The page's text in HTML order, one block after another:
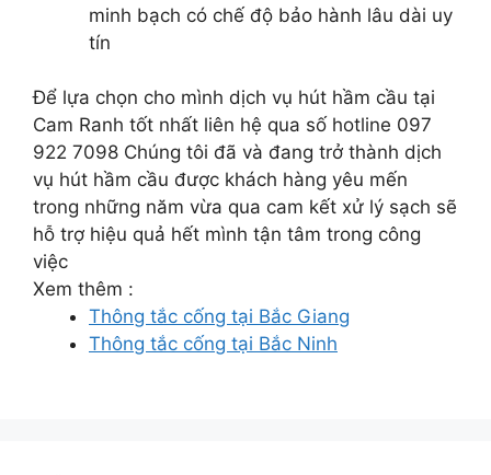
minh bạch có chế độ bảo hành lâu dài uy
tín
Để lựa chọn cho mình dịch vụ hút hầm cầu tại
Cam Ranh tốt nhất liên hệ qua số hotline 097
922 7098 Chúng tôi đã và đang trở thành dịch
vụ hút hầm cầu được khách hàng yêu mến
trong những năm vừa qua cam kết xử lý sạch sẽ
hỗ trợ hiệu quả hết mình tận tâm trong công
việc
Xem thêm :
Thông tắc cống tại Bắc Giang
Thông tắc cống tại Bắc Ninh